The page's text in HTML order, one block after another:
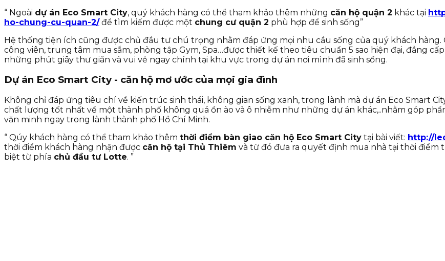
“ Ngoài dự án Eco Smart City, quý khách hàng có thể tham khảo thêm những căn hộ quận 2 khác tại
ho-chung-cu-quan-2/để tìm kiếm được một chung cư quận 2 phù hợp để sinh sống”
Hệ thống tiện ích cũng được chủ đầu tư chú trọng nhằm đáp ứng mọi nhu cầu sống của quý khách hàng.
công viên, trung tâm mua sắm, phòng tập Gym, Spa…được thiết kế theo tiêu chuẩn 5 sao hiện đại, đẳng
những phút giây thư giãn và vui vẻ ngay chính tại khu vực trong dự án nơi mình đã sinh sống.
Dự án Eco Smart City - căn hộ mơ ước của mọi gia đình
Không chỉ đáp ứng tiêu chí về kiến trúc sinh thái, không gian sống xanh, trong lành mà dự án Eco Smart
chất lượng tốt nhất về một thành phố không quá ồn ào và ô nhiễm như những dự án khác,..nhằm góp
văn minh ngay trong lành thành phố Hồ Chí Minh.
“ Qúy khách hàng có thể tham khảo thêm thời điểm bàn giao căn hộ Eco Smart City tại bài viết: http://
thời điểm khách hàng nhận được căn hộ tại Thủ Thiêm và từ đó đưa ra quyết định mua nhà tại thời
biệt từ phía chủ đầu tư Lotte. ”